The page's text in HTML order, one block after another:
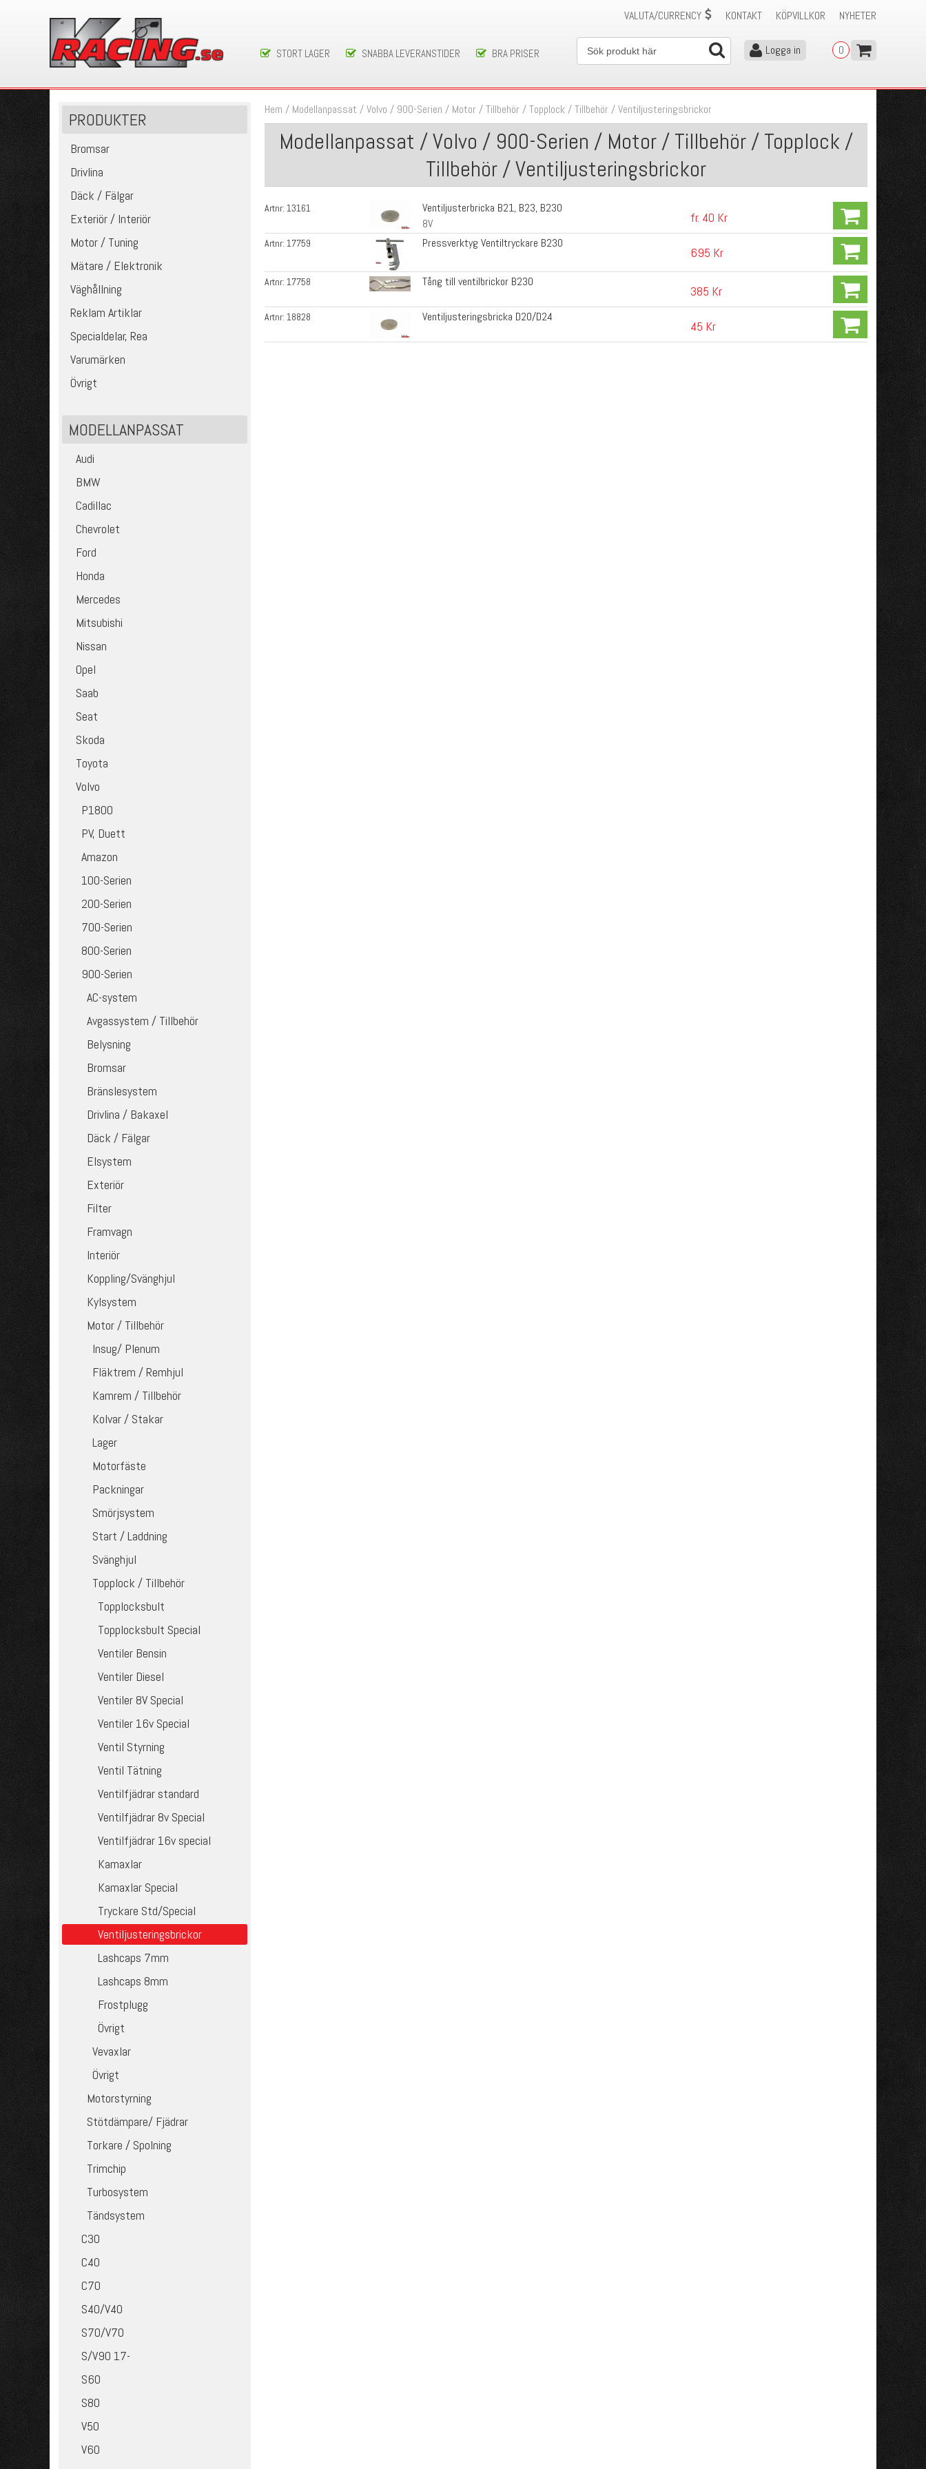
NYHETER
KÖPVILLKOR
KONTAKT
VALUTA/CURRENCY
STORT LAGER SNABBA LEVERANSTIDER BRA PRISER 0
Logga in
PRODUKTER
Bromsar
Drivlina
Däck / Fälgar
Exteriör / Interiör
Motor / Tuning
Mätare / Elektronik
Väghållning
Reklam Artiklar
Specialdelar, Rea
Varumärken
Övrigt
MODELLANPASSAT
Audi
BMW
Cadillac
Chevrolet
Ford
Honda
Mercedes
Mitsubishi
Nissan
Opel
Saab
Seat
Skoda
Toyota
Volvo
P1800
PV, Duett
Amazon
100-Serien
200-Serien
700-Serien
800-Serien
900-Serien
AC-system
Avgassystem / Tillbehör
Belysning
Bromsar
Bränslesystem
Drivlina / Bakaxel
Däck / Fälgar
Elsystem
Exteriör
Filter
Framvagn
Interiör
Koppling/Svänghjul
Kylsystem
Motor / Tillbehör
Insug/ Plenum
Fläktrem / Remhjul
Kamrem / Tillbehör
Kolvar / Stakar
Lager
Motorfäste
Packningar
Smörjsystem
Start / Laddning
Svänghjul
Topplock / Tillbehör
Topplocksbult
Topplocksbult Special
Ventiler Bensin
Ventiler Diesel
Ventiler 8V Special
Ventiler 16v Special
Ventil Styrning
Ventil Tätning
Ventilfjädrar standard
Ventilfjädrar 8v Special
Ventilfjädrar 16v special
Kamaxlar
Kamaxlar Special
Tryckare Std/Special
Ventiljusteringsbrickor
Lashcaps 7mm
Lashcaps 8mm
Frostplugg
Övrigt
Vevaxlar
Övrigt
Motorstyrning
Stötdämpare/ Fjädrar
Torkare / Spolning
Trimchip
Turbosystem
Tändsystem
C30
C40
C70
S40/V40
S70/V70
S/V90 17-
S60
S80
V50
V60
Hem / Modellanpassat /Volvo / 900-Serien / Motor / Tillbehör /Topplock / Tillbehör /Ventiljusteringsbrickor
Modellanpassat / Volvo / 900-Serien / Motor / Tillbehör / Topplock /
Tillbehör / Ventiljusteringsbrickor
Artnr:13161
Ventiljusterbricka B21, B23, B230
8V
fr. 40 Kr
Artnr:17759 Pressverktyg Ventiltryckare B230
695 Kr
Artnr:17758 Tång till ventilbrickor B230
385 Kr
Artnr:18828 Ventiljusteringsbricka D20/D24
45 Kr